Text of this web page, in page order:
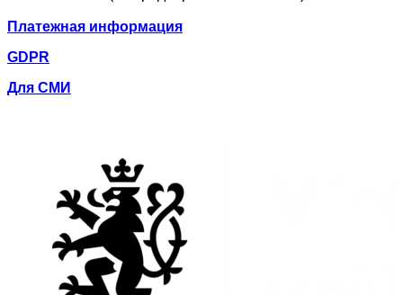
Платежная информация
GDPR
Для СМИ